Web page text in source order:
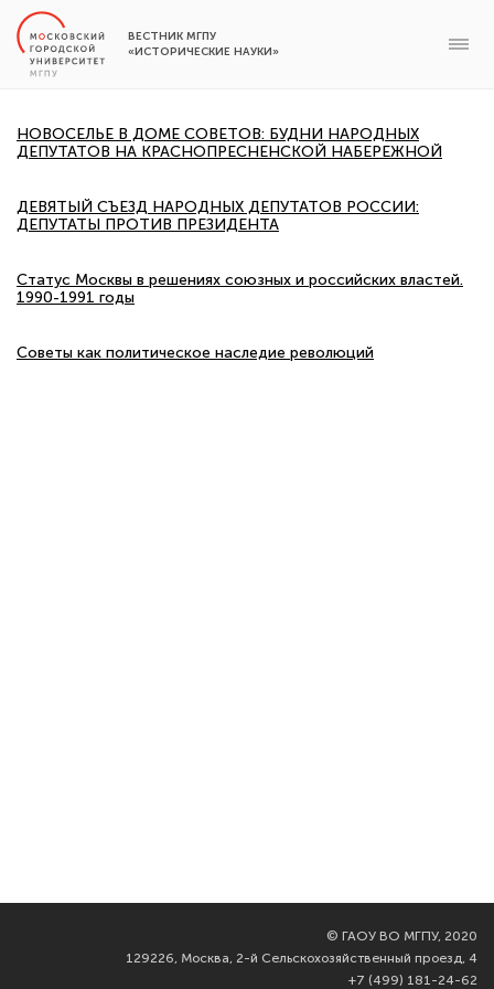
ВЕСТНИК МГПУ
«ИСТОРИЧЕСКИЕ НАУКИ»
НОВОСЕЛЬЕ В ДОМЕ СОВЕТОВ: БУДНИ НАРОДНЫХ
ДЕПУТАТОВ НА КРАСНОПРЕСНЕНСКОЙ НАБЕРЕЖНОЙ
ДЕВЯТЫЙ СЪЕЗД НАРОДНЫХ ДЕПУТАТОВ РОССИИ:
ДЕПУТАТЫ ПРОТИВ ПРЕЗИДЕНТА
Статус Москвы в решениях союзных и российских властей.
1990-1991 годы
Советы как политическое наследие революций
© ГАОУ ВО МГПУ, 2020
129226, Москва, 2-й Сельскохозяйственный проезд, 4
+7 (499) 181-24-62